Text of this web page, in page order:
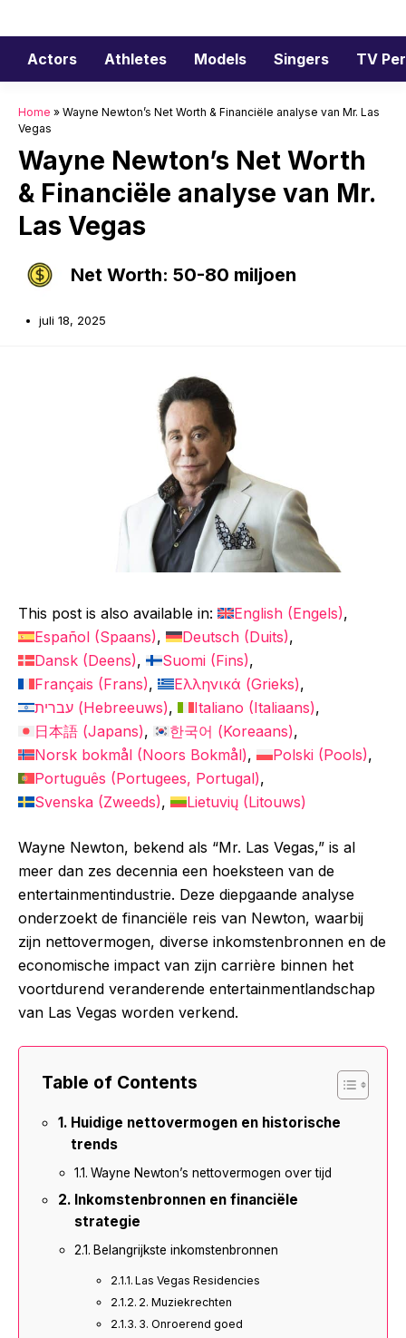
naar
inhoud
Actors Athletes Models Singers TV
Home » Wayne Newton’s Net Worth & Financiële analyse van Mr. Las
Vegas
Wayne Newton’s Net Worth
& Financiële analyse van Mr.
Las Vegas
Net Worth: 50-80 miljoen
juli 18, 2025
This post is also available in: English (Engels)
Español (Spaans) Deutsch (Duits)
Dansk (Deens) Suomi (Fins)
Français (Frans) Ελληνικά (Grieks)
עברית (Hebreeuws) Italiano (Italiaans)
日本語 (Japans) 한국어 (Koreaans)
Norsk bokmål (Noors Bokmål) Polski (Pools)
Português (Portugees, Portugal)
Svenska (Zweeds) Lietuvių (Litouws)
Wayne Newton, bekend als “Mr. Las Vegas,” is al
meer dan zes decennia een hoeksteen van de
entertainmentindustrie. Deze diepgaande analyse
onderzoekt de financiële reis van Newton, waarbij
zijn nettovermogen, diverse inkomstenbronnen en de
economische impact van zijn carrière binnen het
voortdurend veranderende entertainmentlandschap
van Las Vegas worden verkend.
Table of Contents
Huidige nettovermogen en historische
trends
Wayne Newton’s nettovermogen over tijd
Inkomstenbronnen en financiële
strategie
Belangrijkste inkomstenbronnen
Las Vegas Residencies
2. Muziekrechten
3. Onroerend goed